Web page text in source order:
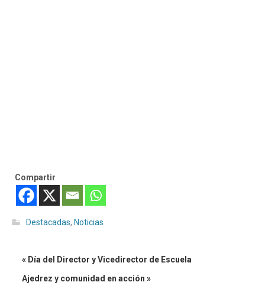
Compartir
Destacadas, Noticias
« Día del Director y Vicedirector de Escuela
Ajedrez y comunidad en acción »